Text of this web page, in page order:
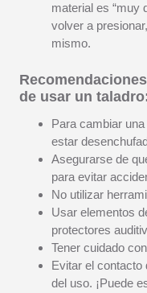
material es “muy
volver a
mismo.
de usar un
Para cambiar
estar
Asegurarse de
para evitar
No utilizar
Usar elementos
protectores
Tener cuidado
Evitar el contacto
del uso. ¡Puede